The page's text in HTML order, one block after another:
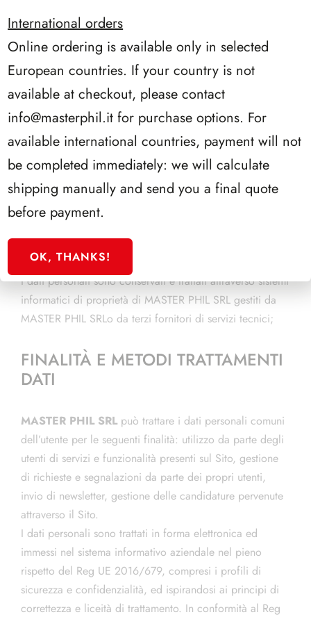
impostare il menu a tendina Impostazioni cronologia su
Utilizza impostazioni personalizzate e deselezionare
l’opzione Accetta i cookie dai siti. Se invece si vuole
bloccare i cookie solo per i siti di terze parti, impostare
su Mai il menu a tendina Accetta cookie di terze parti.
SafariSe si utilizza un Mac, selezionare la voce
Preferenze dal menu Safari (in alto a sinistra), recandosi
sulla scheda Privacy e mettendo il segno di spunta
accanto alla voce Blocca sempre.
CONSERVAZIONE DEI DATI
PERSONALI
I dati personali sono conservati e trattati attraverso sistemi
informatici di proprietà di MASTER PHIL SRL gestiti da
MASTER PHIL SRLo da terzi fornitori di servizi tecnici;
FINALITÀ E METODI TRATTAMENTI
DATI
MASTER PHIL SRL può trattare i dati personali comuni
dell’utente per le seguenti finalità: utilizzo da parte degli
utenti di servizi e funzionalità presenti sul Sito, gestione
di richieste e segnalazioni da parte dei propri utenti,
invio di newsletter, gestione delle candidature pervenute
attraverso il Sito.
I dati personali sono trattati in forma elettronica ed
immessi nel sistema informativo aziendale nel pieno
rispetto del Reg UE 2016/679, compresi i profili di
sicurezza e confidenzialità, ed ispirandosi ai principi di
correttezza e liceità di trattamento. In conformità al Reg
International orders
Online ordering is available only in selected
European countries. If your country is not
available at checkout, please contact
info@masterphil.it for purchase options. For
available international countries, payment will not
be completed immediately: we will calculate
shipping manually and send you a final quote
before payment.
OK, THANKS!